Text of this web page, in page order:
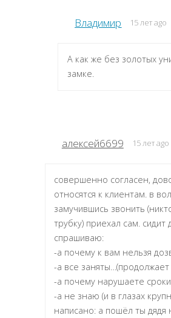
Владимир 15 лет ago
А как же без золотых
замке.
алексей6699 15 лет ago
совершенно согласен,
относятся к клиентам. в
замучившись звонить
трубку) приехал сам. сидит
спрашиваю:
-а почему к вам нельзя
-а все заняты…(продолжает
-а почему нарушаете сроки
-а не знаю (и в глазах
написано: а пошёл ты дядя